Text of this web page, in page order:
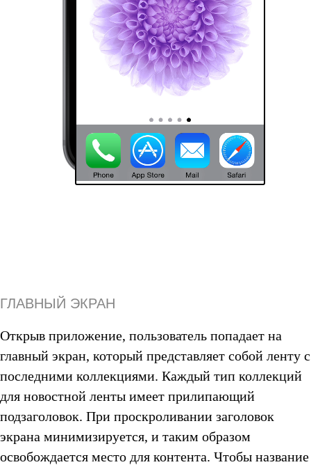
ГЛАВНЫЙ ЭКРАН
Открыв приложение, пользователь попадает на
главный экран, который представляет собой ленту с
последними коллекциями. Каждый тип коллекций
для новостной ленты имеет прилипающий
подзаголовок. При проскроливании заголовок
экрана минимизируется, и таким образом
освобождается место для контента. Чтобы название